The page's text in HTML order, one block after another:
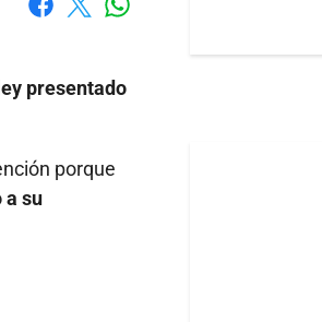
presentado
porque
a su